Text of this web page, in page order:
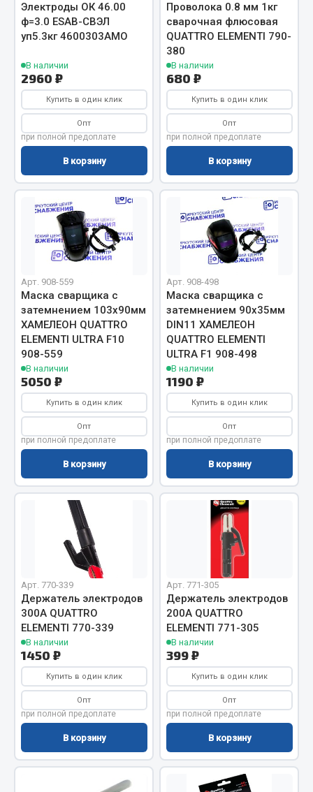
Масла
Охладжающие жидкости
Весь раздел
МЕТИЗЫ
Гайки
Кольца стопорные
Пресс-масленки
Пробки
Пружины
Показать ещё
Весь раздел
Соединительные элементы
Camozzi
Адаптеры и переходники
Тройники
Трубки, муфты, гайки
Угольники
Весь раздел
Инструмент
Автомобильный инструмент
Измерительный инструмент
Крепежный инструмент
Режущий инструмент
Силовое оборудование
Слесарный инструмент
Столярный инструмент
Показать ещё
Электроды ОК 46.00
ф=3.0 ESAB-СВЭЛ
уп5.3кг 4600303АМО
В наличии
2960 ₽
Купить в один клик
Опт
при полной предоплате
В корзину
Проволока 0.8 мм 1кг
сварочная флюсовая
QUATTRO ELEMENTI 790-
380
В наличии
680 ₽
Купить в один клик
Опт
при полной предоплате
В корзину
Арт. 908-559
Маска сварщика с
затемнением 103х90мм
ХАМЕЛЕОН QUATTRO
ELEMENTI ULTRA F10
908-559
В наличии
5050 ₽
Купить в один клик
Опт
при полной предоплате
В корзину
Арт. 908-498
Маска сварщика с
затемнением 90х35мм
DIN11 ХАМЕЛЕОН
QUATTRO ELEMENTI
ULTRA F1 908-498
В наличии
1190 ₽
Купить в один клик
Опт
при полной предоплате
В корзину
Арт. 770-339
Держатель электродов
300А QUATTRO
ELEMENTI 770-339
В наличии
1450 ₽
Купить в один клик
Опт
при полной предоплате
В корзину
Арт. 771-305
Держатель электродов
200А QUATTRO
ELEMENTI 771-305
В наличии
399 ₽
Купить в один клик
Опт
при полной предоплате
В корзину